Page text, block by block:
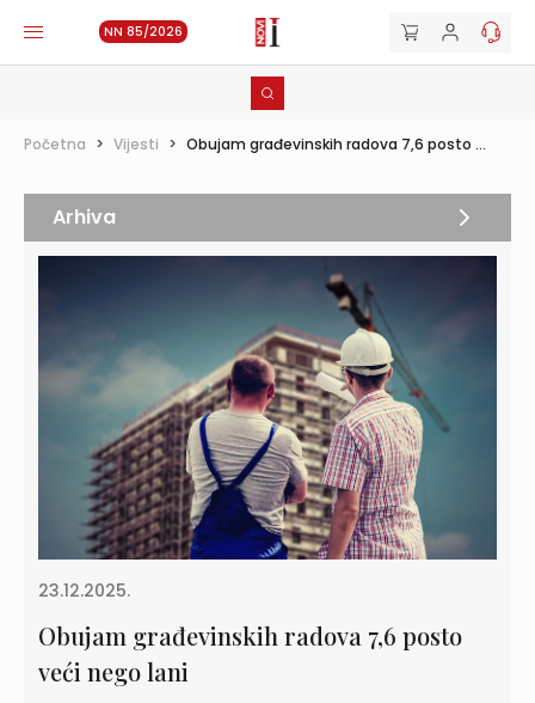
NN 85/2026
Početna > Vijesti > Obujam građevinskih radova 7,6 posto ...
23.12.2025.
Obujam građevinskih radova 7,6 posto
veći nego lani
Arhiva